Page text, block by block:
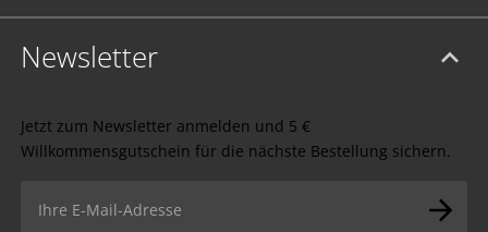
Newsletter
Jetzt zum Newsletter anmelden und 5 €
Willkommensgutschein für die nächste Bestellung sichern.